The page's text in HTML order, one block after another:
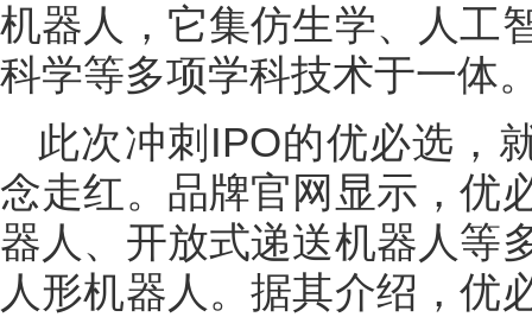
机器人，它集仿生学、人工
科学等多项学科技术于一体
此次冲刺IPO的优必选，
念走红。品牌官网显示，优
器人、开放式递送机器人等
人形机器人。据其介绍，优